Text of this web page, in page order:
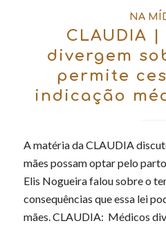
NA
CLAUDIA
divergem
permite
indicação
A matéria da CLAUDIA
mães possam optar pelo
Elis Nogueira falou sobre o
consequências que essa lei
mães. CLAUDIA: Médicos